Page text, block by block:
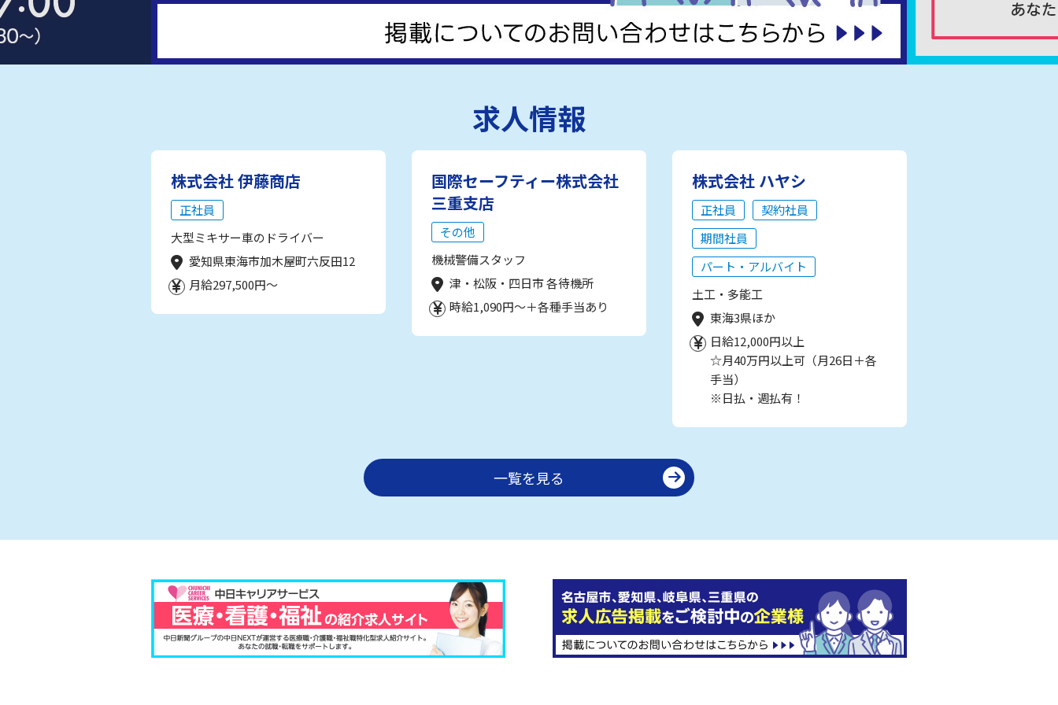
求人情報
株式会社 伊藤商店
正社員
大型ミキサー車のドライバー
愛知県東海市加木屋町六反田12
月給297,500円～
国際セーフティー株式会社
三重支店
その他
機械警備スタッフ
津・松阪・四日市 各待機所
時給1,090円～＋各種手当あり
株式会社 ハヤシ
正社員
契約社員
期間社員
パート・アルバイト
土工・多能工
東海3県ほか
日給12,000円以上
☆月40万円以上可（月26日＋各
手当）
※日払・週払有！
一覧を見る